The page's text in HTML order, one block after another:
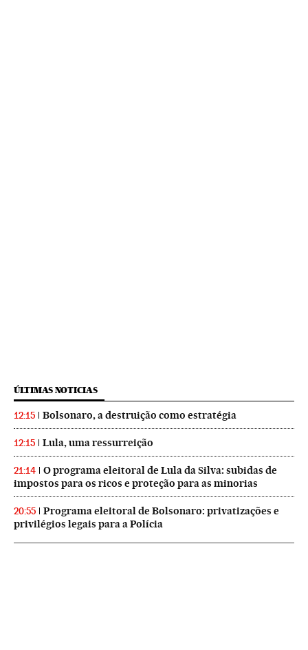
ÚLTIMAS NOTICIAS
12:15 Bolsonaro, a destruição como estratégia
12:15 Lula, uma ressurreição
21:14
O programa eleitoral de Lula da Silva: subidas de
impostos para os ricos e proteção para as minorias
20:55
Programa eleitoral de Bolsonaro: privatizações e
privilégios legais para a Polícia